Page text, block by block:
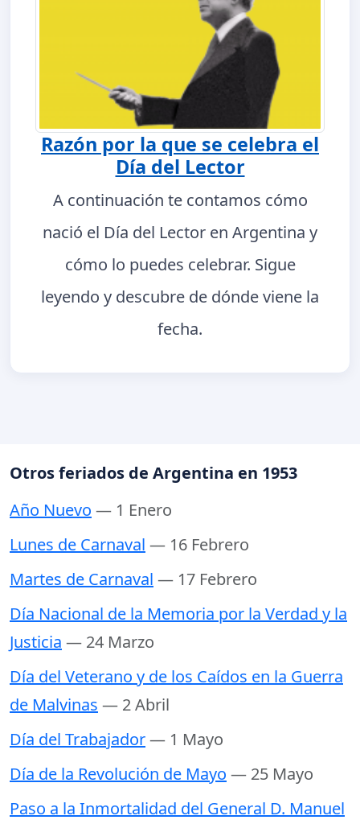
Razón por la que se celebra el
Día del Lector
A continuación te contamos cómo
nació el Día del Lector en Argentina y
cómo lo puedes celebrar. Sigue
leyendo y descubre de dónde viene la
fecha.
Otros feriados de Argentina en 1953
Año Nuevo — 1 Enero
Lunes de Carnaval — 16 Febrero
Martes de Carnaval — 17 Febrero
Día Nacional de la Memoria por la Verdad y la
Justicia — 24 Marzo
Día del Veterano y de los Caídos en la Guerra
de Malvinas — 2 Abril
Día del Trabajador— 1 Mayo
Día de la Revolución de Mayo — 25 Mayo
Paso a la Inmortalidad del General D. Manuel